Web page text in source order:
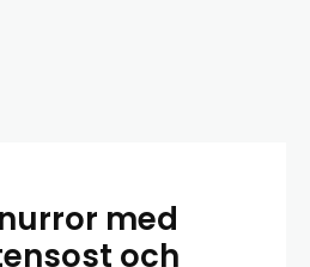
med
och